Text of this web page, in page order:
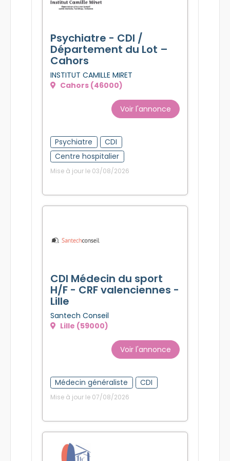
Psychiatre - CDI /
Département du Lot –
Cahors
INSTITUT CAMILLE MIRET
Cahors (46000)
Voir l'annonce
Psychiatre
CDI
Centre hospitalier
Mise à jour le 03/08/2026
CDI Médecin du sport
H/F - CRF valenciennes -
Lille
Santech Conseil
Lille (59000)
Voir l'annonce
Médecin généraliste CDI
Mise à jour le 07/08/2026